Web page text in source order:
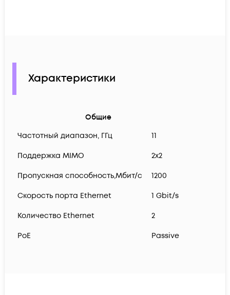
Характеристики
Общие
Частотный диапазон, ГГц
11
Поддержка MIMO 2x2
Пропускная способность,Мбит/с 1200
Скорость порта Ethernet 1 Gbit/s
Количество Ethernet 2
PoE Passive